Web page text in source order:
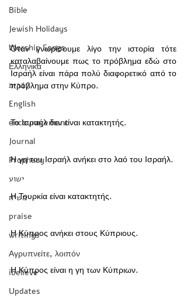
Bible
Jewish Holidays
Worship Songs
Ελληνικά
עברית
English
encouragement
Journal
Prophecy
ישוע
משיח
praise
writings
Αγρυπνείτε, λοιπόν
ibelieve
Updates
Όταν γνωρίσουμε λίγο την ιστορία τότε
καταλαβαίνουμε πως το πρόβλημα εδώ στο
Ισραήλ είναι πάρα πολύ διαφορετικό από το
πρόβλημα στην Κύπρο.
Το Ισραήλ δεν είναι κατακτητής.
Η Τουρκία είναι κατακτητής.
Η Κύπρος ανήκει στους Κύπριους.
Η Κύπρος είναι η γη των Κύπριων.